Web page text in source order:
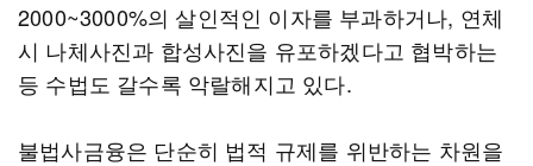
2000~3000%의 살인적인 이자를 부과하거나, 연체
시 나체사진과 합성사진을 유포하겠다고 협박하는
등 수법도 갈수록 악랄해지고 있다.
불법사금융은 단순히 법적 규제를 위반하는 차원을